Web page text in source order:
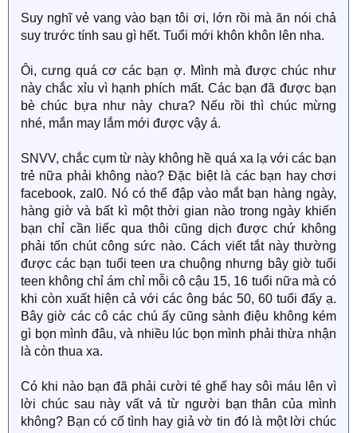
Suy nghĩ vẻ vang vào bạn tôi ơi, lớn rồi mà ăn nói chả
suy trước tính sau gì hết. Tuổi mới khôn khôn lên nha.
Ôi, cưng quá cơ các bạn ợ. Mình mà được chúc như
này chắc xỉu vì hạnh phích mất. Các bạn đã được bạn
bè chúc bựa như này chưa? Nếu rồi thì chúc mừng
nhé, mắn may lắm mới được vậy á.
SNVV, chắc cụm từ này không hề quá xa lạ với các bạn
trẻ nữa phải không nào? Đặc biệt là các bạn hay chơi
facebook, zal0. Nó có thể đập vào mắt bạn hàng ngày,
hàng giờ và bất kì một thời gian nào trong ngày khiến
bạn chỉ cần liếc qua thôi cũng dịch được chứ không
phải tốn chút công sức nào. Cách viết tắt này thường
được các bạn tuổi teen ưa chuộng nhưng bây giờ tuổi
teen không chỉ ám chỉ mỗi cô cậu 15, 16 tuổi nữa mà có
khi còn xuất hiện cả với các ông bác 50, 60 tuổi đấy ạ.
Bây giờ các cô các chú ấy cũng sành điệu không kém
gì bọn mình đâu, và nhiều lúc bọn mình phải thừa nhận
là còn thua xa.
Có khi nào bạn đã phải cười té ghế hay sôi máu lên vì
lời chúc sau này vất vả từ người bạn thân của mình
không? Bạn có cố tình hay giả vờ tin đó là một lời chúc